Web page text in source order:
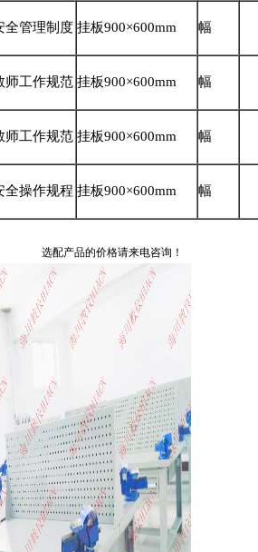
全管理制度 挂板900×600mm 幅
师工作规范 挂板900×600mm 幅
师工作规范 挂板900×600mm 幅
全操作规程 挂板900×600mm 幅
价格请来电咨询！